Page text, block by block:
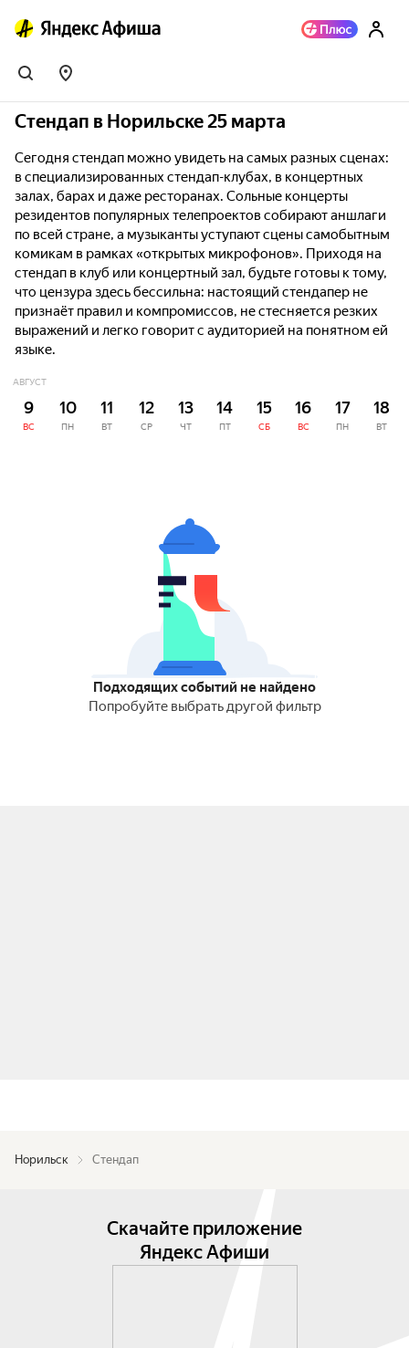
Стендап в Норильске 25 марта
Сегодня стендап можно увидеть на самых разных сценах:
в специализированных стендап-клубах, в концертных
залах, барах и даже ресторанах. Сольные концерты
резидентов популярных телепроектов собирают аншлаги
по всей стране, а музыканты уступают сцены самобытным
комикам в рамках «открытых микрофонов». Приходя на
стендап в клуб или концертный зал, будьте готовы к тому,
что цензура здесь бессильна: настоящий стендапер не
признаёт правил и компромиссов, не стесняется резких
выражений и легко говорит с аудиторией на понятном ей
языке.
АВГУСТ
9
ВС
10
ПН
11
ВТ
12
СР
13
ЧТ
14
ПТ
15
СБ
16
ВС
17
ПН
18
ВТ
Подходящих событий не найдено
Попробуйте выбрать другой фильтр
Норильск Стендап
Скачайте приложение
Яндекс Афиши